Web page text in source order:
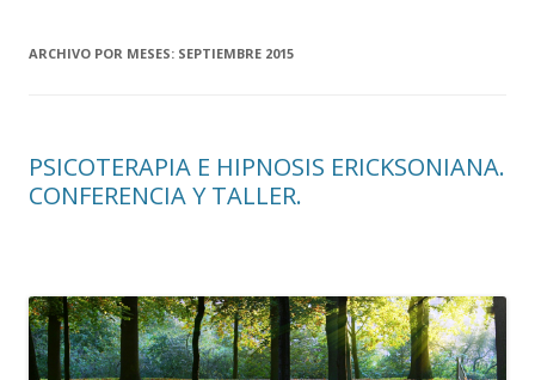
ARCHIVO POR MESES: SEPTIEMBRE 2015
PSICOTERAPIA E HIPNOSIS ERICKSONIANA.
CONFERENCIA Y TALLER.